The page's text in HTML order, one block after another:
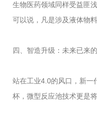
生物医药领域同样受益匪
可以说，凡是涉及液体物
四、智造升级：未来已来
站在工业4.0的风口，新一
杯，微型反应池技术更是